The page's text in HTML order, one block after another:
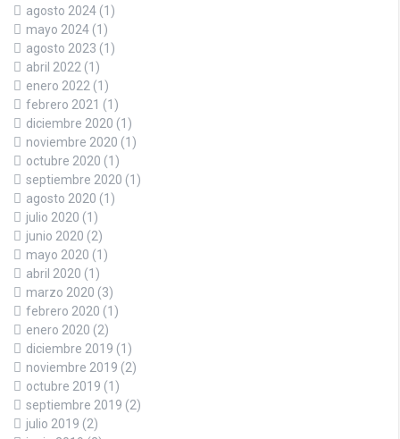
agosto 2024 (1)
mayo 2024 (1)
agosto 2023 (1)
abril 2022 (1)
enero 2022 (1)
febrero 2021 (1)
diciembre 2020 (1)
noviembre 2020 (1)
octubre 2020 (1)
septiembre 2020 (1)
agosto 2020 (1)
julio 2020 (1)
junio 2020 (2)
mayo 2020 (1)
abril 2020 (1)
marzo 2020 (3)
febrero 2020 (1)
enero 2020 (2)
diciembre 2019 (1)
noviembre 2019 (2)
octubre 2019 (1)
septiembre 2019 (2)
julio 2019 (2)